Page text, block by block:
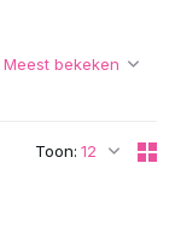
Toon: